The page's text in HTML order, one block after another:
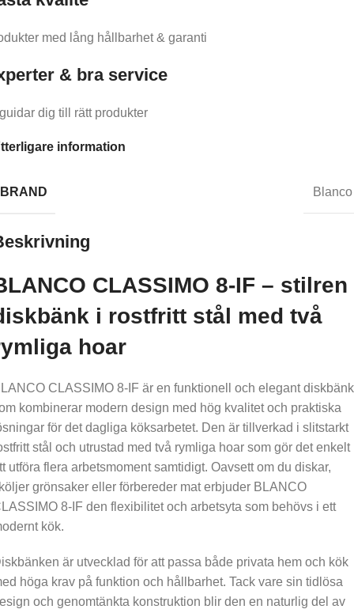
med lång hållbarhet & garanti
& bra service
dig till rätt produkter
information
BRAND Blanco
CLASSIMO 8-IF – stilren
i rostfritt stål med två
hoar
CLASSIMO 8-IF är en funktionell och elegant diskbänk
kombinerar modern design med hög kvalitet och praktiska
för det dagliga köksarbetet. Den är tillverkad i slitstarkt
stål och utrustad med två rymliga hoar som gör det enkelt
utföra flera arbetsmoment samtidigt. Oavsett om du diskar,
grönsaker eller förbereder mat erbjuder BLANCO
8-IF den flexibilitet och arbetsyta som behövs i ett
kök.
är utvecklad för att passa både privata hem och kök
höga krav på funktion och hållbarhet. Tack vare sin tidlösa
och genomtänkta konstruktion blir den en naturlig del av